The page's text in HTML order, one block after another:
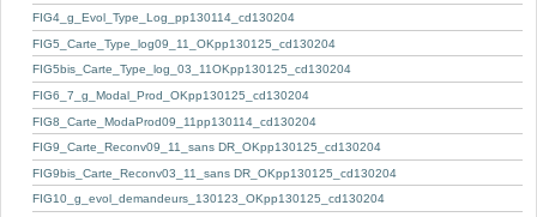
FIG4_g_Evol_Type_Log_pp130114_cd130204
FIG5_Carte_Type_log09_11_OKpp130125_cd130204
FIG5bis_Carte_Type_log_03_11OKpp130125_cd130204
FIG6_7_g_Modal_Prod_OKpp130125_cd130204
FIG8_Carte_ModaProd09_11pp130114_cd130204
FIG9_Carte_Reconv09_11_sans DR_OKpp130125_cd130204
FIG9bis_Carte_Reconv03_11_sans DR_OKpp130125_cd130204
FIG10_g_evol_demandeurs_130123_OKpp130125_cd130204